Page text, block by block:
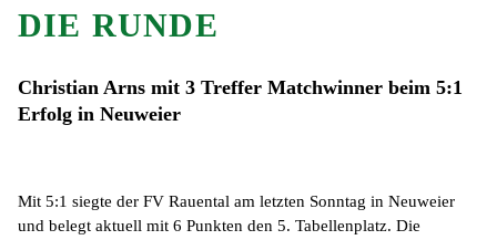
DIE RUNDE
Christian Arns mit 3 Treffer Matchwinner beim 5:1
Erfolg in Neuweier
Mit 5:1 siegte der FV Rauental am letzten Sonntag in Neuweier
und belegt aktuell mit 6 Punkten den 5. Tabellenplatz. Die